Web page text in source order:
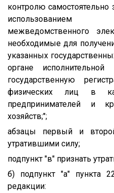
контролю самостоятельно
межведомственного
необходимые для
указанных
органе
государственную
физических лиц в
предпринимателей и
хозяйств;";
абзацы первый и
утратившими силу;
подпункт "в" признать
б) подпункт "а" пункта
редакции: